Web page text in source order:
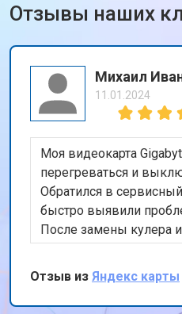
Отзывы наших
Михаил
11.01.2024
Моя видеокарта
перегреваться и
Обратился в
быстро выявили
После замены кулера
видеокарта снова
Очень доволен
работы. Спасибо за
игрового опыта!
Отзыв из Яндекс карты